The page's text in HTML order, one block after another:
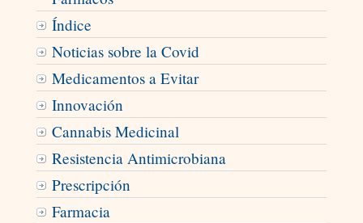
Índice
Noticias sobre la Covid
Medicamentos a Evitar
Innovación
Cannabis Medicinal
Resistencia Antimicrobiana
Prescripción
Farmacia